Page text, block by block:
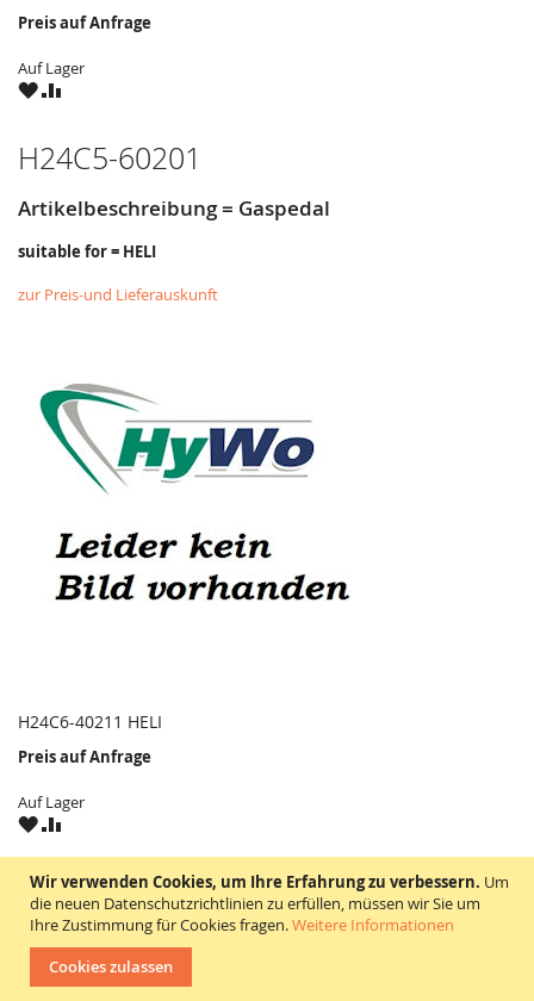
Wir verwenden Cookies, um Ihre Erfahrung zu verbessern. Um
die neuen Datenschutzrichtlinien zu erfüllen, müssen wir Sie um
Ihre Zustimmung für Cookies fragen.Weitere Informationen
Cookies zulassen
Preis auf Anfrage
Auf Lager
ZUZU
H24C5-60201
Artikelbeschreibung = Gaspedal
suitable for = HELI
zur Preis-und Lieferauskunft
H24C6-40211 HELI
Preis auf Anfrage
Auf Lager
ZUZU
H24C6-40211
Artikelbeschreibung = Gasfeder
suitable for = HELI